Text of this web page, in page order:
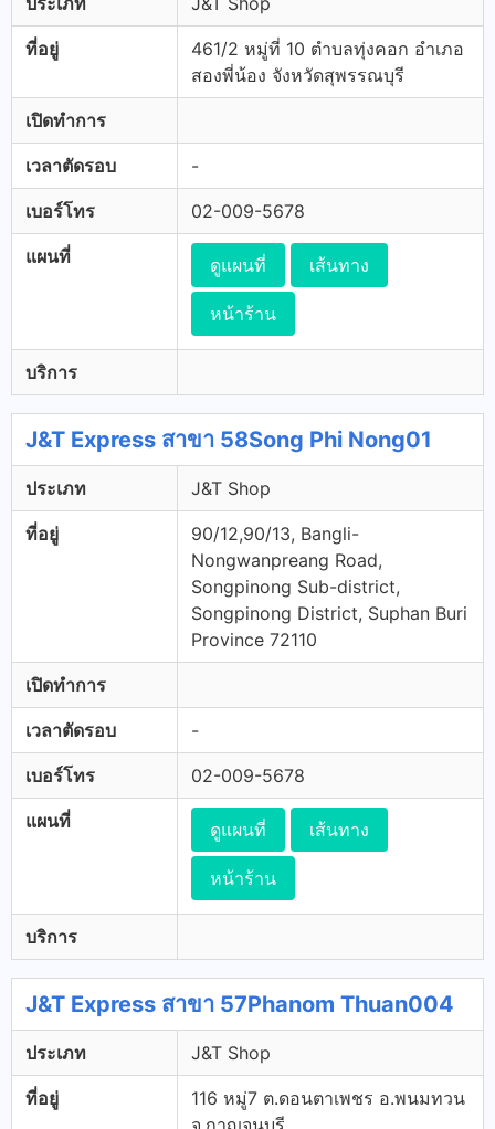
ที่อยู่
461/2 หมู่ที่ 10 ตำบลทุ่งคอก อำเภอ
สองพี่น้อง จังหวัดสุพรรณบุรี
เปิดทำการ
เวลาตัดรอบ -
เบอร์โทร 02-009-5678
แผนที่ ดูแผนที่ เส้นทาง
หน้าร้าน
บริการ
J&T Express สาขา 58Song Phi Nong01
ประเภท J&T Shop
ที่อยู่
90/12,90/13, Bangli-
Nongwanpreang Road,
Songpinong Sub-district,
Songpinong District, Suphan Buri
Province 72110
เปิดทำการ
เวลาตัดรอบ -
เบอร์โทร 02-009-5678
แผนที่ ดูแผนที่ เส้นทาง
หน้าร้าน
บริการ
J&T Express สาขา 57Phanom Thuan004
ประเภท J&T Shop
ที่อยู่
116 หมู่7 ต.ดอนตาเพชร อ.พนมทวน
จ.กาญจนบุรี